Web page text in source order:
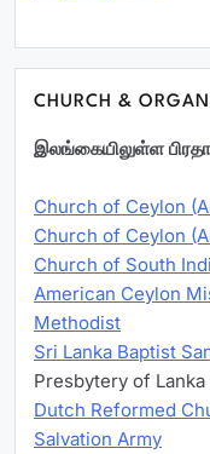
CHURCH &
இலங்கையிலுள்ள
Church of Ceylon
Church of Ceylon
Church of South
American Ceylon
Methodist
Sri Lanka Baptist
Presbytery of Lanka
Dutch Reformed
Salvation Army